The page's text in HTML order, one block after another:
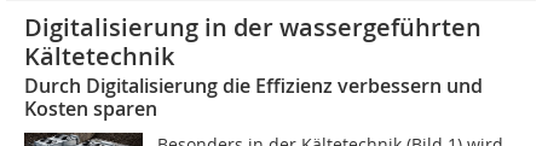
Digitalisierung in der wassergeführten
Kältetechnik
Durch Digitalisierung die Effizienz verbessern und
Kosten sparen